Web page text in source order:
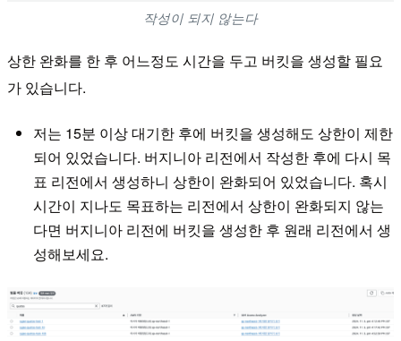
작성이 되지 않는다
상한 완화를 한 후 어느정도 시간을 두고 버킷을 생성할 필요
가 있습니다.
저는 15분 이상 대기한 후에 버킷을 생성해도 상한이 제한
되어 있었습니다. 버지니아 리전에서 작성한 후에 다시 목
표 리전에서 생성하니 상한이 완화되어 있었습니다. 혹시
시간이 지나도 목표하는 리전에서 상한이 완화되지 않는
다면 버지니아 리전에 버킷을 생성한 후 원래 리전에서 생
성해보세요.